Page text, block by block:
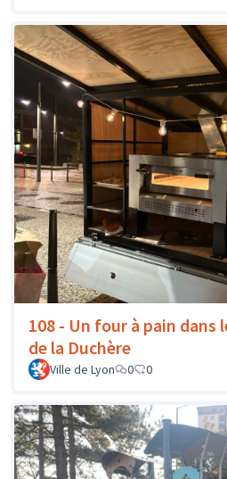
108 - Un four à pain dans
de la Duchère
Ville de Lyon 0 0